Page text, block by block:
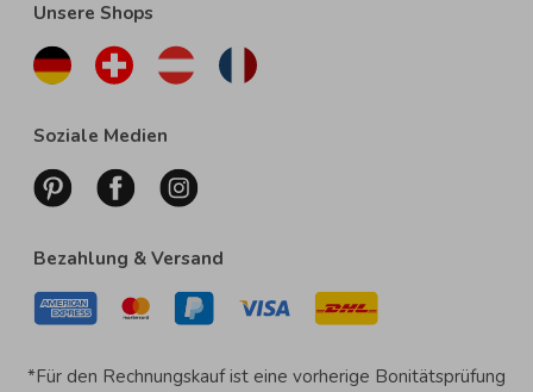
Unsere Shops
Soziale Medien
Bezahlung & Versand
*Für den Rechnungskauf ist eine vorherige Bonitätsprüfung